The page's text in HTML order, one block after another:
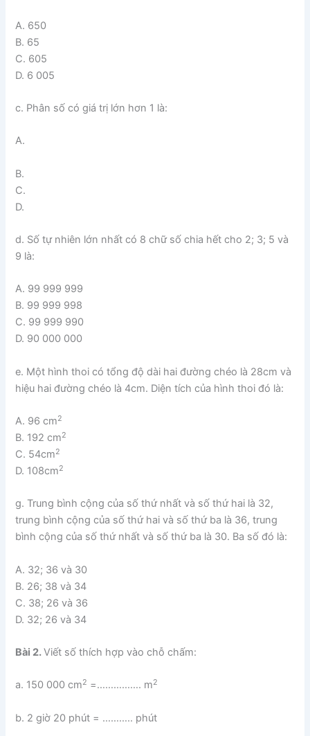
A. 650
B. 65
C. 605
D. 6 005
c. Phân số có giá trị lớn hơn 1 là:
A.
B.
C.
D.
d. Số tự nhiên lớn nhất có 8 chữ số chia hết cho 2; 3; 5 và
9 là:
A. 99 999 999
B. 99 999 998
C. 99 999 990
D. 90 000 000
e. Một hình thoi có tổng độ dài hai đường chéo là 28cm và
hiệu hai đường chéo là 4cm. Diện tích của hình thoi đó là:
A. 96 cm2
B. 192 cm2
C. 54cm2
D. 108cm2
g. Trung bình cộng của số thứ nhất và số thứ hai là 32,
trung bình cộng của số thứ hai và số thứ ba là 36, trung
bình cộng của số thứ nhất và số thứ ba là 30. Ba số đó là:
A. 32; 36 và 30
B. 26; 38 và 34
C. 38; 26 và 36
D. 32; 26 và 34
Bài 2.Viết số thích hợp vào chỗ chấm:
a. 150 000 cm2 =……………. m2
b. 2 giờ 20 phút = ……….. phút